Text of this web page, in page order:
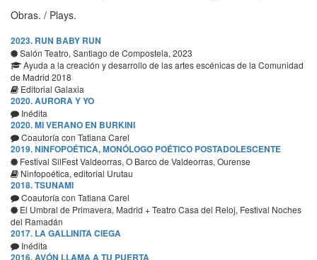
Obras. / Plays.
2023. RUN BABY RUN
Salón Teatro, Santiago de Compostela, 2023
Ayuda a la creación y desarrollo de las artes escénicas de la Comunidad
de Madrid 2018
Editorial Galaxia
2020. AURORA Y YO
Inédita
2020. MI VERANO EN BURKINI
Coautoría con Tatiana Carel
2019. NINFOPOÉTICA, MONÓLOGO POÉTICO POSTADOLESCENTE
Festival SilFest Valdeorras, O Barco de Valdeorras, Ourense
Ninfopoética, editorial Urutau
2018. TSUNAMI
Coautoría con Tatiana Carel
El Umbral de Primavera, Madrid + Teatro Casa del Reloj, Festival Noches
del Ramadán
2017. LA GALLINITA CIEGA
Inédita
2016. AVÓN LLAMA A TU PUERTA